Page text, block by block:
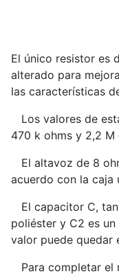
El único resistor es
alterado para
las características
Los valores de
470 k ohms y 2,2 M
El altavoz de 8
acuerdo con la caja
El capacitor C,
poliéster y C2 es
valor puede quedar
Para completar el